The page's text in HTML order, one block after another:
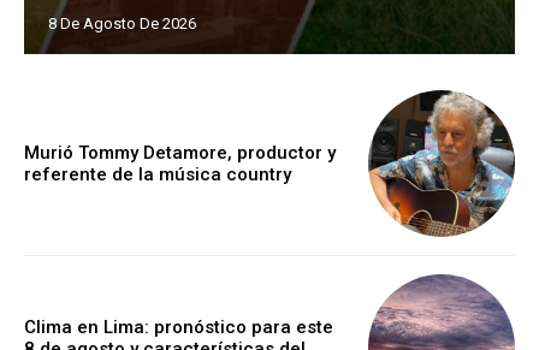
8 De Agosto De 2026
Murió Tommy Detamore, productor y
referente de la música country
Clima en Lima: pronóstico para este